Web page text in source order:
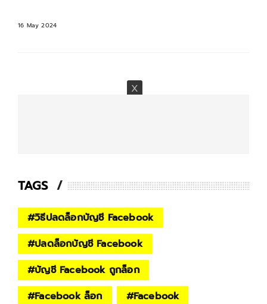
16 May 2024
TAGS
#วิธีปลดล็อกบัญชี Facebook
#ปลดล็อกบัญชี Facebook
#บัญชี Facebook ถูกล็อก
#Facebook ล็อก #Facebook